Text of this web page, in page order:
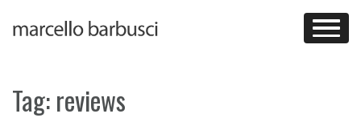
Tag:reviews